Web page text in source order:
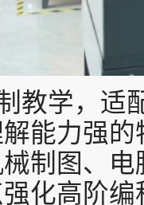
学，适配
能力强
制图、
化高阶